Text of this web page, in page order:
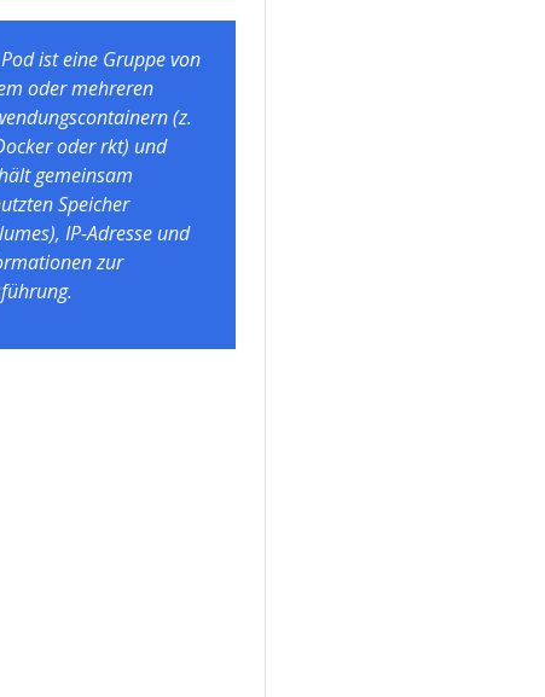
ist eine Gruppe von
oder mehreren
(z.
oder rkt) und
gemeinsam
Speicher
IP-Adresse und
zur